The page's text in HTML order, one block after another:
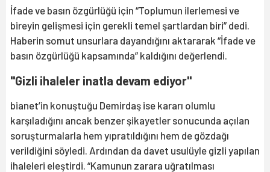
İfade ve basın özgürlüğü için “Toplumun ilerlemesi ve
bireyin gelişmesi için gerekli temel şartlardan biri” dedi.
Haberin somut unsurlara dayandığını aktararak “İfade ve
basın özgürlüğü kapsamında” kaldığını değerlendi.
"Gizli ihaleler inatla devam ediyor"
bianet’in konuştuğu Demirdaş ise kararı olumlu
karşıladığını ancak benzer şikayetler sonucunda açılan
soruşturmalarla hem yıpratıldığını hem de gözdağı
verildiğini söyledi. Ardından da davet usulüyle gizli yapılan
ihaleleri eleştirdi. “Kamunun zarara uğratılması